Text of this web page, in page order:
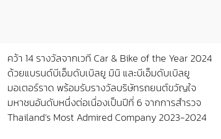
คว้า 14 รางวัลจากเวที Car & Bike of the Year 2024
ด้วยแบรนด์บีเอ็มดับเบิลยู มินิ และบีเอ็มดับเบิลยู
มอเตอร์ราด พร้อมรับรางวัลบริษัทรถยนต์ขวัญใจ
มหาชนอันดับหนึ่งต่อเนื่องเป็นปีที่ 6 จากการสำรวจ
Thailand’s Most Admired Company 2023-2024